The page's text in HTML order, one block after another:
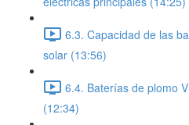
6.3. Capacidad de las
solar (13:56)
6.4. Baterías de plomo
(12:34)